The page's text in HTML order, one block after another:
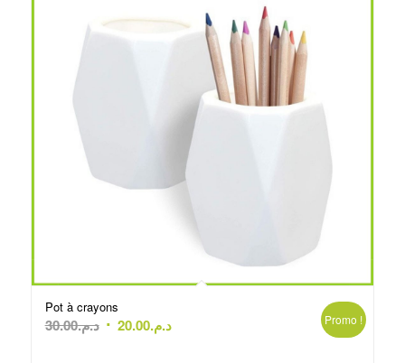
Pot à crayons
د.م.30.00
Le
د.م.20.00
Le
Promo !